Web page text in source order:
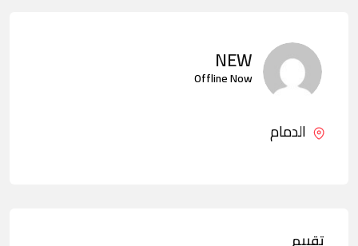
NEW
Offline Now
الدمام
تقييم